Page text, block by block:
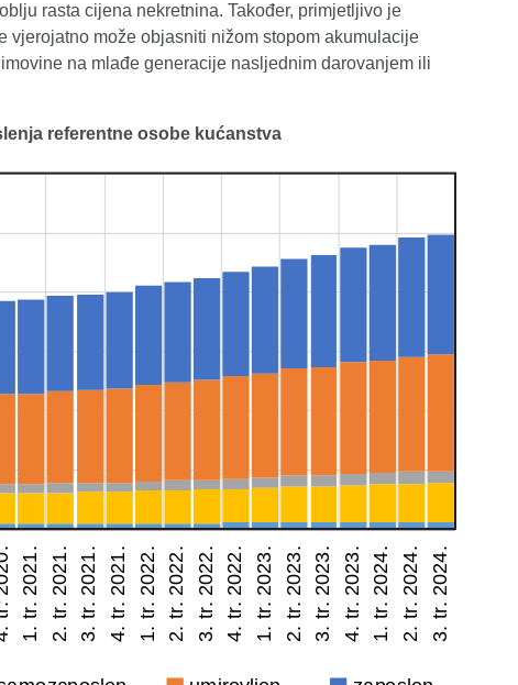
rasta cijena nekretnina. Također, primjetljivo je
vjerojatno može objasniti nižom stopom akumulacije
na mlađe generacije nasljednim darovanjem ili
referentne osobe kućanstva